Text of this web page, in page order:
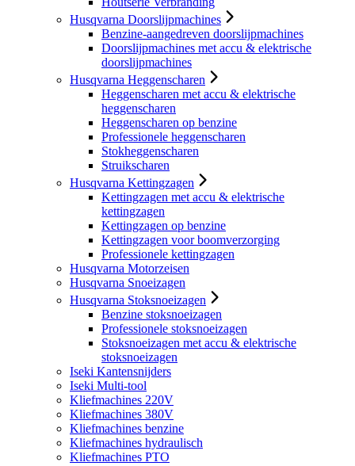
Husqvarna Doorslijpmachines
Benzine-aangedreven doorslijpmachines
Doorslijpmachines met accu & elektrische
doorslijpmachines
Husqvarna Heggenscharen
Heggenscharen met accu & elektrische
heggenscharen
Heggenscharen op benzine
Professionele heggenscharen
Stokheggenscharen
Struikscharen
Husqvarna Kettingzagen
Kettingzagen met accu & elektrische
kettingzagen
Kettingzagen op benzine
Kettingzagen voor boomverzorging
Professionele kettingzagen
Husqvarna Motorzeisen
Husqvarna Snoeizagen
Husqvarna Stoksnoeizagen
Benzine stoksnoeizagen
Professionele stoksnoeizagen
Stoksnoeizagen met accu & elektrische
stoksnoeizagen
Iseki Kantensnijders
Iseki Multi-tool
Kliefmachines 220V
Kliefmachines 380V
Kliefmachines benzine
Kliefmachines hydraulisch
Kliefmachines PTO